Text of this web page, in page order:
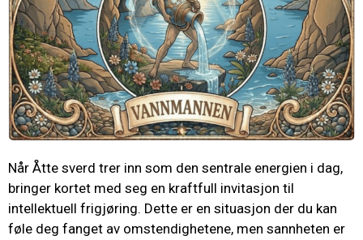
Når Åtte sverd trer inn som den sentrale energien i dag,
bringer kortet med seg en kraftfull invitasjon til
intellektuell frigjøring. Dette er en situasjon der du kan
føle deg fanget av omstendighetene, men sannheten er